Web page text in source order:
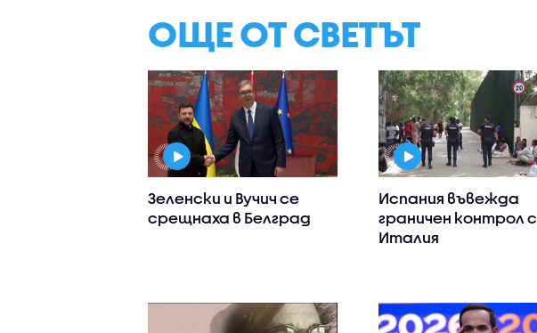
ОЩЕ ОТ СВЕТЪТ
Зеленски и Вучич се
срещнаха в Белград
Испания въвежда
граничен контрол с
Италия